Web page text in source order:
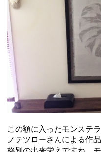
この額に入ったモンステ
ノテツローさんによる作品